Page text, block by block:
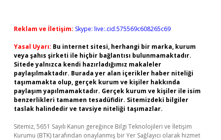
Reklam ve İletişim: Skype: live:.cid.575569c608265c69
Yasal Uyarı: Bu internet sitesi, herhangi bir marka, kurum
veya şahıs şirketi ile hiçbir bağlantısı bulunmamaktadır.
Sitede yalnızca kendi hazırladığımız makaleler
paylaşılmaktadır. Burada yer alan içerikler haber niteliği
taşımamakta olup, gerçek kurum ve kişiler hakkında
paylaşım yapılmamaktadır. Gerçek kurum ve kişiler ile isim
benzerlikleri tamamen tesadüfidir. Sitemizdeki bilgiler
taslak halindedir ve tavsiye niteliği taşımazlar.
Sitemiz, 5651 Sayılı Kanun gereğince Bilgi Teknolojileri ve İletişim
Kurumu (BTK) tarafından onaylanmış bir Yer Sağlayıcı olarak hizmet